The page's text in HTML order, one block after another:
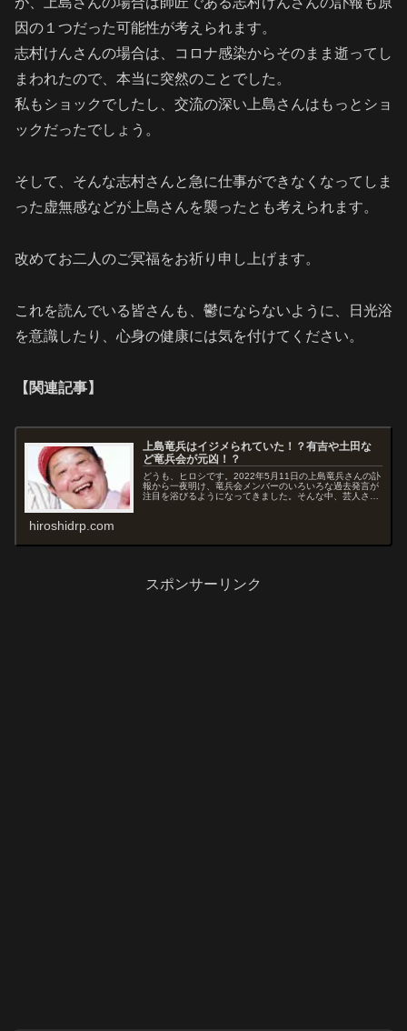
因の１つだった可能性が考えられます。
志村けんさんの場合は、コロナ感染からそのまま逝ってし
まわれたので、本当に突然のことでした。
私もショックでしたし、交流の深い上島さんはもっとショ
ックだったでしょう。
そして、そんな志村さんと急に仕事ができなくなってしま
った虚無感などが上島さんを襲ったとも考えられます。
改めてお二人のご冥福をお祈り申し上げます。
これを読んでいる皆さんも、鬱にならないように、日光浴
を意識したり、心身の健康には気を付けてください。
【関連記事】
上島竜兵はイジメられていた！？有吉や土田な
ど竜兵会が元凶！？
どうも、ヒロシです。2022年5月11日の上島竜兵さんの訃
報から一夜明け、竜兵会メンバーのいろいろな過去発言が
注目を浴びるようになってきました。そんな中、芸人さん
hiroshidrp.com
スポンサーリンク